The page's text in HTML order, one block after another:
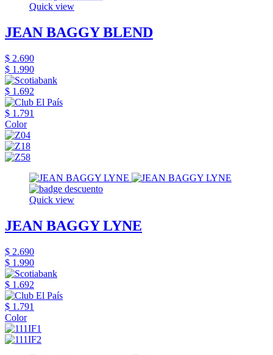
Quick view
JEAN BAGGY BLEND
$ 2.690
$ 1.990
$ 1.692
$ 1.791
Color
Quick view
JEAN BAGGY LYNE
$ 2.690
$ 1.990
$ 1.692
$ 1.791
Color